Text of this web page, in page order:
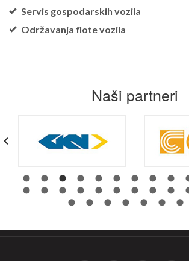
Servis gospodarskih vozila
Održavanja flote vozila
Naši partneri